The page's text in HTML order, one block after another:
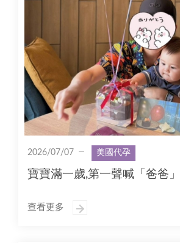
2026/07/07 美國代孕
寶寶滿一歲,第一聲喊「爸爸」
查看更多